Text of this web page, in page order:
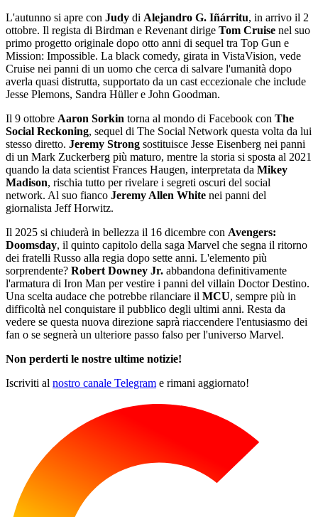
L'autunno si apre con Judy di Alejandro G. Iñárritu, in arrivo il 2
ottobre. Il regista di Birdman e Revenant dirige Tom Cruise nel suo
primo progetto originale dopo otto anni di sequel tra Top Gun e
Mission: Impossible. La black comedy, girata in VistaVision, vede
Cruise nei panni di un uomo che cerca di salvare l'umanità dopo
averla quasi distrutta, supportato da un cast eccezionale che include
Jesse Plemons, Sandra Hüller e John Goodman.
Il 9 ottobre Aaron Sorkin torna al mondo di Facebook con The
Social Reckoning, sequel di The Social Network questa volta da lui
stesso diretto. Jeremy Strong sostituisce Jesse Eisenberg nei panni
di un Mark Zuckerberg più maturo, mentre la storia si sposta al 2021
quando la data scientist Frances Haugen, interpretata da Mikey
Madison, rischia tutto per rivelare i segreti oscuri del social
network. Al suo fianco Jeremy Allen White nei panni del
giornalista Jeff Horwitz.
Il 2025 si chiuderà in bellezza il 16 dicembre con Avengers:
Doomsday, il quinto capitolo della saga Marvel che segna il ritorno
dei fratelli Russo alla regia dopo sette anni. L'elemento più
sorprendente? Robert Downey Jr. abbandona definitivamente
l'armatura di Iron Man per vestire i panni del villain Doctor Destino.
Una scelta audace che potrebbe rilanciare il MCU, sempre più in
difficoltà nel conquistare il pubblico degli ultimi anni. Resta da
vedere se questa nuova direzione saprà riaccendere l'entusiasmo dei
fan o se segnerà un ulteriore passo falso per l'universo Marvel.
Non perderti le nostre ultime notizie!
Iscriviti al nostro canale Telegram e rimani aggiornato!